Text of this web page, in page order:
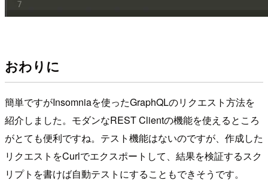
おわりに
簡単ですがInsomniaを使ったGraphQLのリクエスト方法を
紹介しました。モダンなREST Clientの機能を使えるところ
がとても便利ですね。テスト機能はないのですが、作成した
リクエストをCurlでエクスポートして、結果を検証するスク
リプトを書けば自動テストにすることもできそうです。